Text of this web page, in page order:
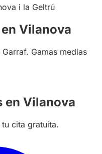
Vilanova
Gamas medias
en Vilanova
cita gratuita.